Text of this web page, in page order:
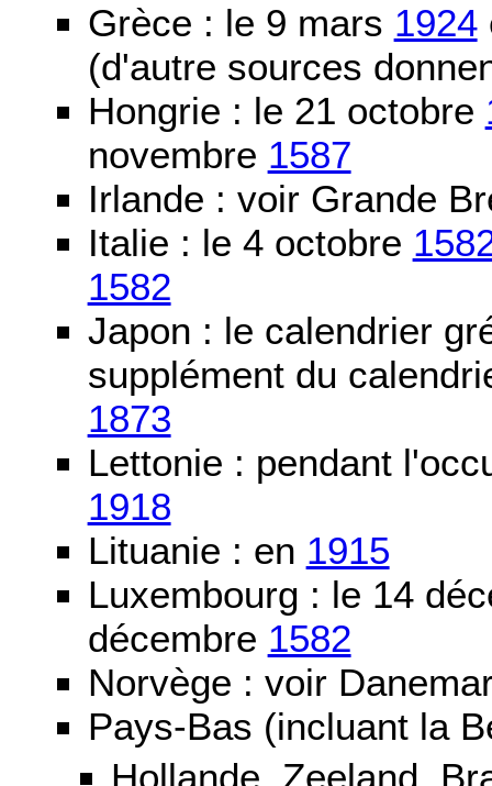
Grèce : le 9 mars 1924
(d'autre sources
Hongrie : le 21 octobre
novembre 1587
Irlande : voir Grande
Italie : le 4 octobre
1582
Japon : le calendrier
supplément du
1873
Lettonie : pendant
1918
Lituanie : en 1915
Luxembourg : le 14
décembre 1582
Norvège : voir
Pays-Bas (incluant la
Hollande, Zeeland,